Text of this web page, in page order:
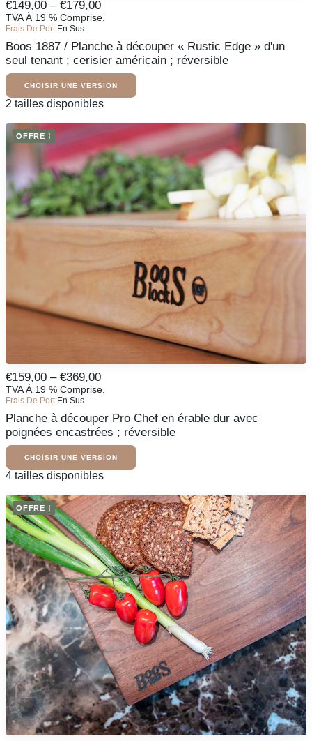
CHOISIR UNE VERSION
produit
existe
en
plusieurs
variantes.
Les
options
peuvent
être
sélectionnées
sur
page
du
produit
€149,00 – €179,00Fourchette
De
:
De
149,00
€
À
TVA À 19 % Comprise.
Frais De PortEn Sus
Boos 1887 / Planche à découper « Rustic Edge » d'un
seul tenant ; cerisier américain ; réversible
CHOISIR UNE VERSION
Ce
existe
en
plusieurs
variantes.
Les
options
peuvent
être
sélectionnées
2 tailles disponibles
OFFRE !
CHOISIR UNE VERSION
produit
existe
en
plusieurs
variantes.
Les
options
peuvent
être
sélectionnées
sur
la
page
du
produit
€159,00 – €369,00Fourchette
De
:
De
159,00
€
À
€
TVA À 19 % Comprise.
Frais De PortEn Sus
Planche à découper Pro Chef en érable dur avec
poignées encastrées ; réversible
CHOISIR UNE VERSION
Ce
existe
en
plusieurs
variantes.
Les
options
peuvent
être
sélectionnées
sur
la
page
du
produit
4 tailles disponibles
OFFRE !